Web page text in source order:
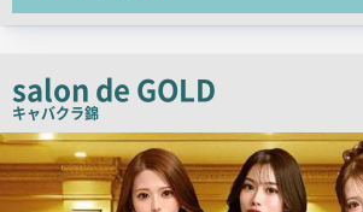
コ
ー
salon de GOLD
キャバクラ錦
検
索
結
果